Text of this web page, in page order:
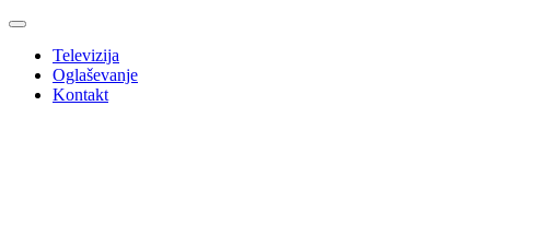
Televizija
Oglaševanje
Kontakt